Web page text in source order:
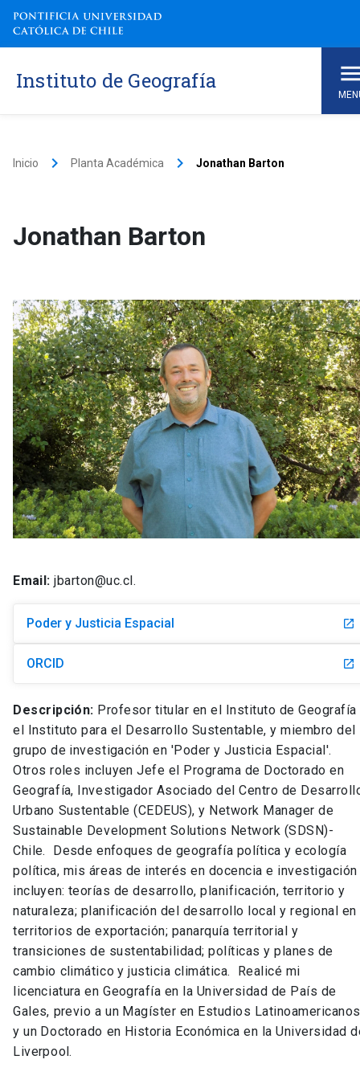
Instituto de Geografía
Inicio keyboard_arrow_right Planta Académica keyboard_arrow_right Jonathan Barton
Jonathan Barton
Email:jbarton@uc.cl.
Poder y Justicia Espacial launch
ORCID launch
Descripción: Profesor titular en el Instituto de Geografía
el Instituto para el Desarrollo Sustentable, y miembro del
grupo de investigación en 'Poder y Justicia Espacial'.
Otros roles incluyen Jefe el Programa de Doctorado en
Geografía, Investigador Asociado del Centro de
Urbano Sustentable (CEDEUS), y Network Manager de
Sustainable Development Solutions Network (SDSN)-
Chile. Desde enfoques de geografía política y ecología
política, mis áreas de interés en docencia e investigación
incluyen: teorías de desarrollo, planificación, territorio y
naturaleza; planificación del desarrollo local y regional en
territorios de exportación; panarquía territorial y
transiciones de sustentabilidad; políticas y planes de
cambio climático y justicia climática. Realicé mi
licenciatura en Geografía en la Universidad de País de
Gales, previo a un Magíster en Estudios Latinoamericanos
y un Doctorado en Historia Económica en la Universidad
Liverpool.